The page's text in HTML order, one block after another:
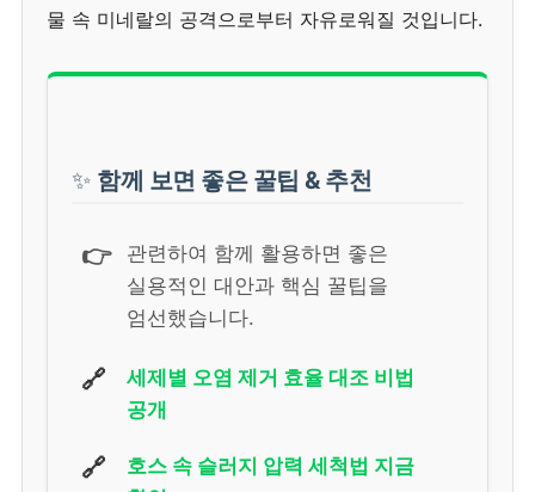
물 속 미네랄의 공격으로부터 자유로워질 것입니다.
✨ 함께 보면 좋은 꿀팁 & 추천
👉
관련하여 함께 활용하면 좋은
실용적인 대안과 핵심 꿀팁을
엄선했습니다.
🔗
세제별 오염 제거 효율 대조 비법
공개
🔗
호스 속 슬러지 압력 세척법 지금